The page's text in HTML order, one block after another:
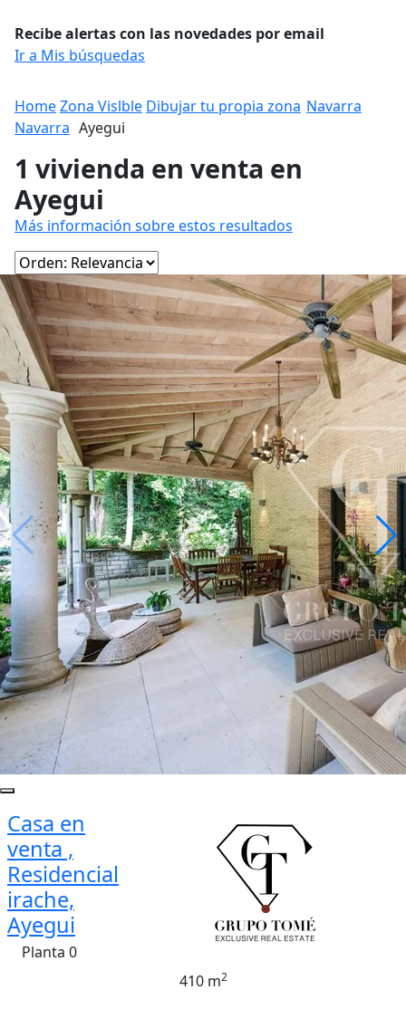
Recibe alertas con las novedades por email
Ir a Mis búsquedas
HomeZona Vislble Dibujar tu propia zona Navarra
Navarra Ayegui
1 vivienda en venta en
Ayegui
Más información sobre estos resultados
Casa en
venta ,
Residencial
irache,
Ayegui
Planta 0
410 m2